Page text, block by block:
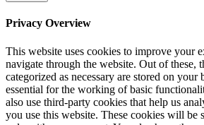
Privacy Overview
This website uses cookies to improve your
navigate through the website. Out of these,
categorized as necessary are stored on your
essential for the working of basic
also use third-party cookies that help us
you use this website. These cookies will be